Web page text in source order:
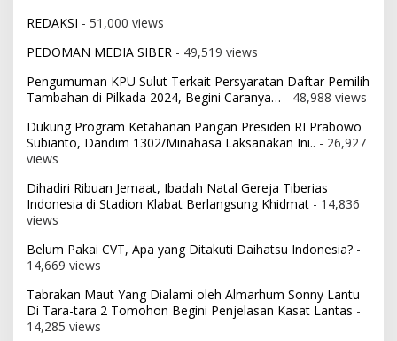
REDAKSI - 51,000 views
PEDOMAN MEDIA SIBER - 49,519 views
Pengumuman KPU Sulut Terkait Persyaratan Daftar Pemilih
Tambahan di Pilkada 2024, Begini Caranya… - 48,988 views
Dukung Program Ketahanan Pangan Presiden RI Prabowo
Subianto, Dandim 1302/Minahasa Laksanakan Ini.. - 26,927
views
Dihadiri Ribuan Jemaat, Ibadah Natal Gereja Tiberias
Indonesia di Stadion Klabat Berlangsung Khidmat - 14,836
views
Belum Pakai CVT, Apa yang Ditakuti Daihatsu Indonesia? -
14,669 views
Tabrakan Maut Yang Dialami oleh Almarhum Sonny Lantu
Di Tara-tara 2 Tomohon Begini Penjelasan Kasat Lantas -
14,285 views